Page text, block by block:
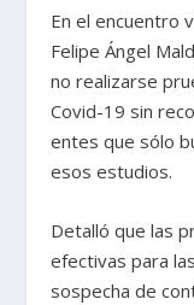
En el encuentro
Felipe Ángel
no realizarse
Covid-19 sin
entes que sólo
esos estudios.
Detalló que las
efectivas para
sospecha de